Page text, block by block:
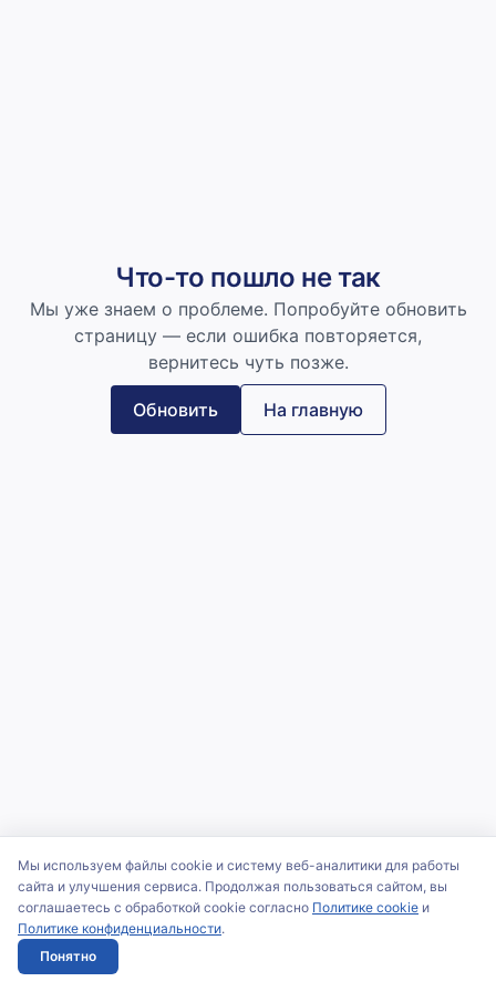
Что-то пошло не так
Мы уже знаем о проблеме. Попробуйте обновить
страницу — если ошибка повторяется,
вернитесь чуть позже.
Обновить На главную
Мы используем файлы cookie и систему веб-аналитики для работы
сайта и улучшения сервиса. Продолжая пользоваться сайтом, вы
соглашаетесь с обработкой cookie согласно Политике cookie и
Политике конфиденциальности.
Понятно